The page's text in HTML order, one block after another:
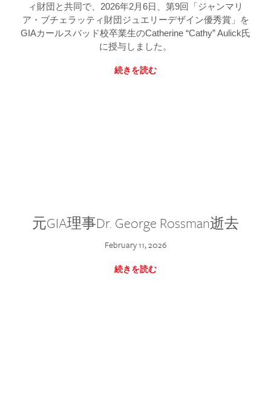
ィ財団と共同で、2026年2月6日、第9回「ジャンマリ
ア・ブチェラッティ財団ジュエリーデザイン優秀賞」を
GIAカールスバッド校卒業生のCatherine “Cathy” Aulick氏
に授与しました。
続きを読む
元GIA理事Dr. George Rossman逝去
February 11, 2026
続きを読む